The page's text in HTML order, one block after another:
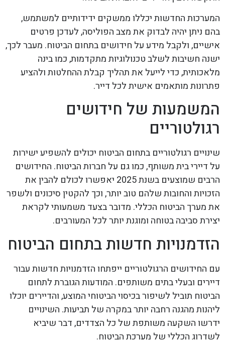
המערכות החדשות יכללו ממשקים ידידותיים למשתמש,
בהם ניתן יהיה לבדוק את מצב הפוליסה, לעדכן פרטים
אישיים, ולקבל מידע על חידושים בתחום הביטוח. מעבר לכך,
ישנה חשיבות לשלב טכנולוגיות מתקדמות, כמו בינה
מלאכותית, כדי לייעל את תהליך קבלת ההחלטות ולהציע
פתרונות מותאמים אישית לכל דייר.
המשמעות של חידושים
רגולטוריים
שינויים רגולטוריים בתחום הביטוח יכולים להשפיע ישירות
על דיירי בית משותף, כמו גם על חברות הביטוח. החידושים
הרבים שמוצעים בשנת 2025 יאפשרו לכולם להבין את
הזכויות והחובות שלהם טוב יותר, וכך להקטין סיכונים ולשפר
את מערך הביטוח הכללי. מדובר בצעד משמעותי לקראת
יצירת סביבה בטוחה ומוגנת יותר לכל המעורבים.
הזדמנויות חדשות בתחום הביטוח
עם החידושים הרגולטוריים ייפתחו הזדמנויות חדשות עבור
דיירים ובעלי בתים משותפים. המודעות הגוברת לתחום
הביטוח תוביל לשיפור בכיסוי הביטוחי המוצע, והדיירים יוכלו
ליהנות מהגנה רחבה יותר במקרה של תביעות. השינויים
ידרשו השקעה משותפת של כל הצדדים, דבר שיביא
לשדרוג הכללי של מערכת הביטוח.